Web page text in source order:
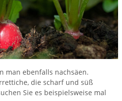
man ebenfalls nachsäen.
die scharf und süß
Sie es beispielsweise mal